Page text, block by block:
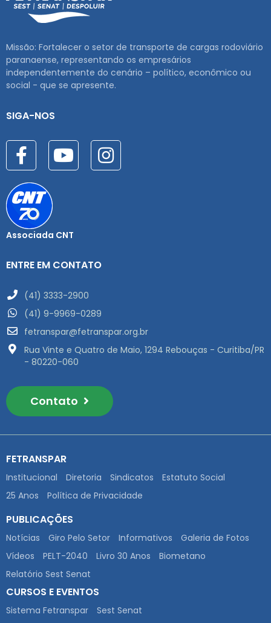
Missão: Fortalecer o setor de transporte de cargas rodoviário
paranaense, representando os empresários
independentemente do cenário – político, econômico ou
social - que se apresente.
SIGA-NOS
Associada CNT
ENTRE EM CONTATO
(41) 3333-2900
(41) 9-9969-0289
fetranspar@fetranspar.org.br
Rua Vinte e Quatro de Maio, 1294 Rebouças - Curitiba/PR
- 80220-060
Contato
FETRANSPAR
Institucional Diretoria Sindicatos
Estatuto Social
25 Anos
Política de Privacidade
PUBLICAÇÕES
Notícias Giro Pelo Setor Informativos
Galeria de Fotos
Vídeos
PELT-2040 Livro 30 Anos
Biometano
Relatório Sest Senat
CURSOS E EVENTOS
Sistema Fetranspar Sest Senat